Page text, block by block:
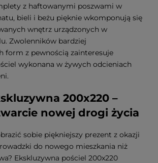
z haftowanymi poszwami w
bieli i beżu pięknie wkomponują się
wnętrz urządzonych w
Zwolenników bardziej
form z pewnością zainteresuje
wykonana w żywych odcieniach
200x220 –
nowej drogi życia
sobie piękniejszy prezent z okazji
do nowego mieszkania niż
Ekskluzywna pościel 200x220